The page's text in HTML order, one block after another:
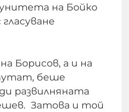
на Бойко
Борисов, а и на
беше
развилняната
Затова и той